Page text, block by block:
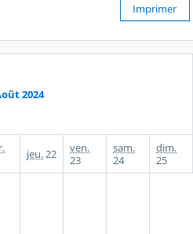
Imprimer
2024
jeu.22
ven.
23
sam.
24
dim.
25